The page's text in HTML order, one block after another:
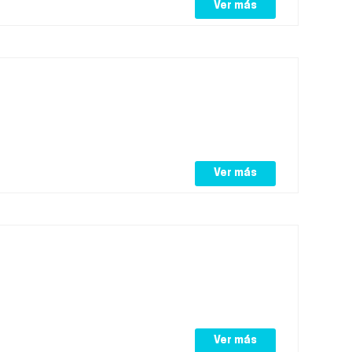
Ver más
Ver más
Ver más